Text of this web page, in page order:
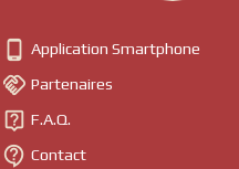
 Application Smartphone
 Partenaires
 F.A.Q.
 Contact